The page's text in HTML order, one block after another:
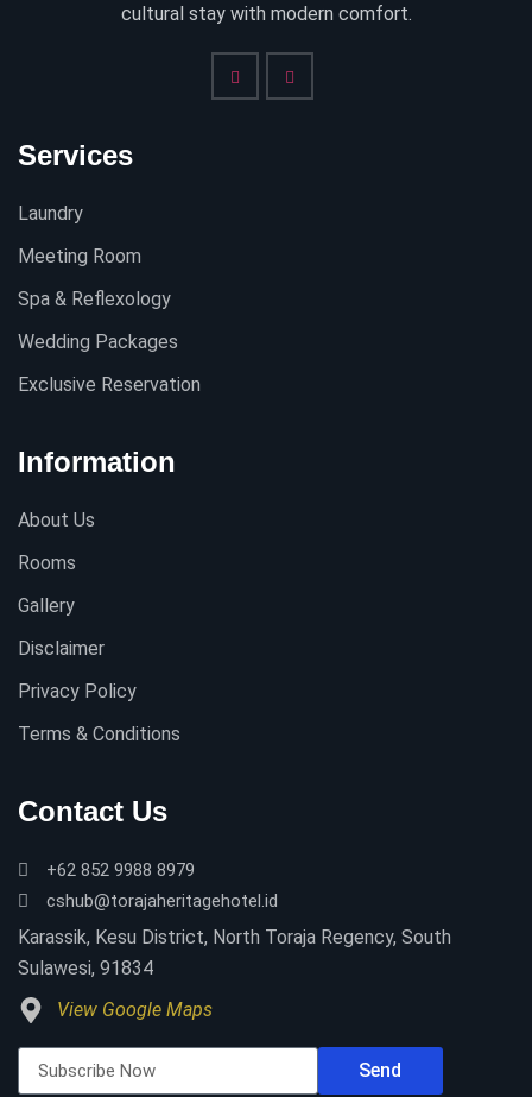
cultural stay with modern comfort.
Services
Laundry
Meeting Room
Spa & Reflexology
Wedding Packages
Exclusive Reservation
Information
About Us
Rooms
Gallery
Disclaimer
Privacy Policy
Terms & Conditions
Contact Us
+62 852 9988 8979
cshub@torajaheritagehotel.id
Karassik, Kesu District, North Toraja Regency, South
Sulawesi, 91834
View Google Maps
Send